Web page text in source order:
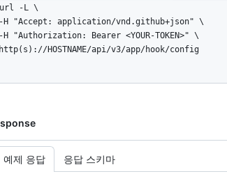
-L \
http(s)://HOSTNAME/api/v3/app/hook/config
예제 응답 응답 스키마